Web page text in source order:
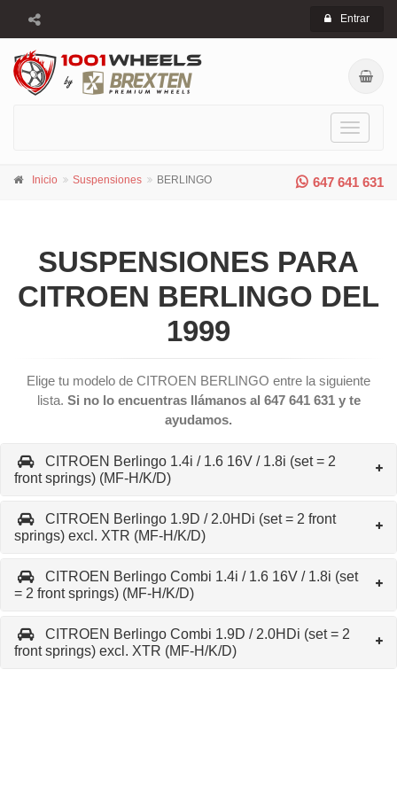
Entrar
Toggle
647 641 631
Inicio Suspensiones BERLINGO
SUSPENSIONES PARA
CITROEN BERLINGO DEL
1999
Elige tu modelo de CITROEN BERLINGO entre la siguiente
lista. Si no lo encuentras llámanos al 647 641 631 y te
ayudamos.
CITROEN Berlingo 1.4i / 1.6 16V / 1.8i (set = 2
front springs) (MF-H/K/D)
CITROEN Berlingo 1.9D / 2.0HDi (set = 2 front
springs) excl. XTR (MF-H/K/D)
CITROEN Berlingo Combi 1.4i / 1.6 16V / 1.8i (set
= 2 front springs) (MF-H/K/D)
CITROEN Berlingo Combi 1.9D / 2.0HDi (set = 2
front springs) excl. XTR (MF-H/K/D)